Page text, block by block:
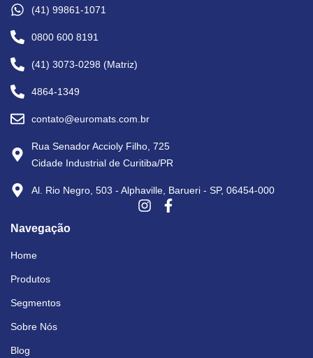
(41) 99861-1071
0800 600 8191
(41) 3073-0298 (Matriz)
4864-1349
contato@euromats.com.br
Rua Senador Accioly Filho, 725
Cidade Industrial de Curitiba/PR
Al. Rio Negro, 503 - Alphaville, Barueri - SP, 06454-000
Navegação
Home
Produtos
Segmentos
Sobre Nós
Blog